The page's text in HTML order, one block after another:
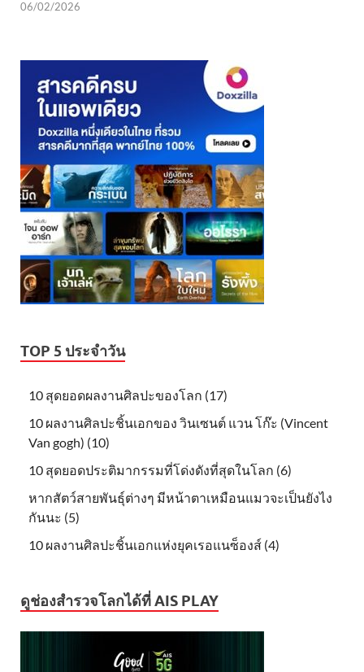
06/02/2026
TOP 5 ประจำวัน
10 สุดยอดผลงานศิลปะของโลก (17)
10 ผลงานศิลปะชิ้นเอกของ วินเซนต์ แวน โก๊ะ (Vincent
Van gogh) (10)
10 สุดยอดประติมากรรมที่โด่งดังที่สุดในโลก (6)
หากสัตว์สายพันธุ์ต่างๆ มีหน้าตาเหมือนแมวจะเป็นยังไง
กันนะ (5)
10 ผลงานศิลปะชิ้นเอกแห่งยุคเรอแนซ็องส์ (4)
ดูช่องสำรวจโลกได้ที่ AIS PLAY